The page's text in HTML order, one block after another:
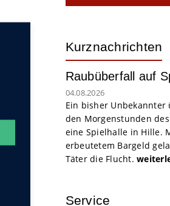
Kurznachrichten
Raubüberfall auf
04.08.2026
Ein bisher
den Morgenstunden
eine Spielhalle in Hille.
erbeutetem Bargeld
Täter die Flucht.
Service